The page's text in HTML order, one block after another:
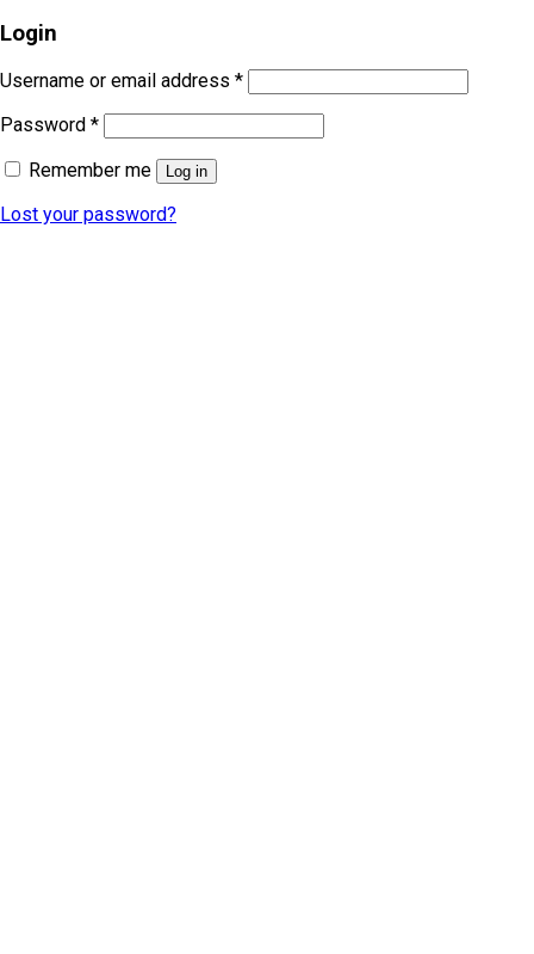
Login
Username or email address *
Password *
Remember me
Log in
Lost your password?